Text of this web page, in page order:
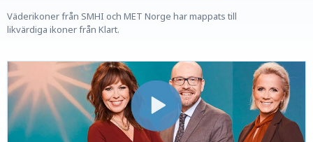
Väderikoner från SMHI och MET Norge har mappats till
likvärdiga ikoner från Klart.